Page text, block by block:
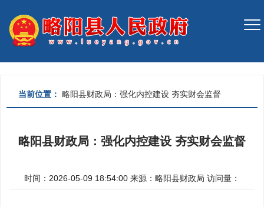
当前位置： 略阳县财政局：强化内控建设 夯实财会监督
略阳县财政局：强化内控建设 夯实财会监督
时间：2026-05-09 18:54:00 来源： 略阳县财政局 访问量：